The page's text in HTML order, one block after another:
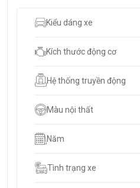
Kiểu dáng xe
Kích thước động cơ
Hệ thống truyền động
Màu nội thất
Năm
Tình trạng xe